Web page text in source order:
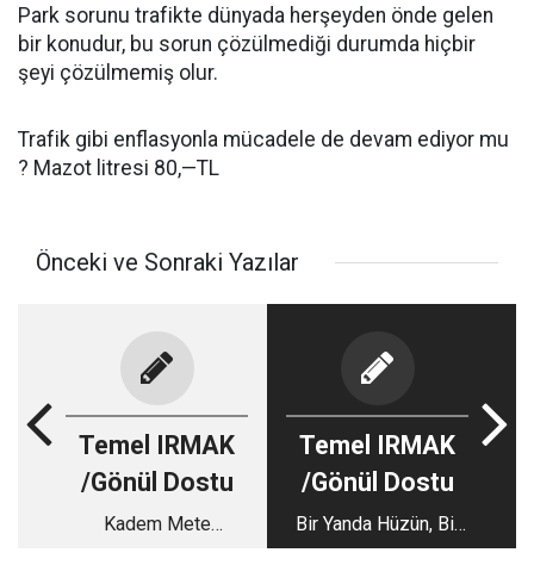
Park sorunu trafikte dünyada herşeyden önde gelen
bir konudur, bu sorun çözülmediği durumda hiçbir
şeyi çözülmemiş olur.
Trafik gibi enflasyonla mücadele de devam ediyor mu
? Mazot litresi 80,—TL
Önceki ve Sonraki Yazılar
Temel IRMAK
/Gönül Dostu
Kadem Mete
Temel IRMAK
/Gönül Dostu
Bir Yanda Hüzün, Bir
Yanda Sevinç…